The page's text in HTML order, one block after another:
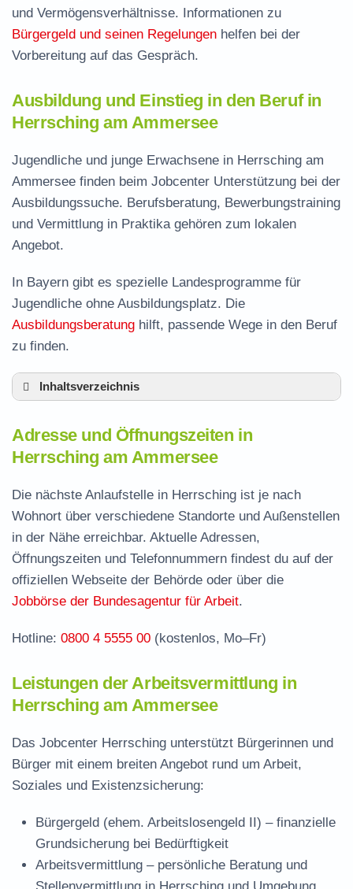
und Vermögensverhältnisse. Informationen zu
Bürgergeld und seinen Regelungen helfen bei der
Vorbereitung auf das Gespräch.
Ausbildung und Einstieg in den Beruf in
Herrsching am Ammersee
Jugendliche und junge Erwachsene in Herrsching am
Ammersee finden beim Jobcenter Unterstützung bei der
Ausbildungssuche. Berufsberatung, Bewerbungstraining
und Vermittlung in Praktika gehören zum lokalen
Angebot.
In Bayern gibt es spezielle Landesprogramme für
Jugendliche ohne Ausbildungsplatz. Die
Ausbildungsberatung hilft, passende Wege in den Beruf
zu finden.
Inhaltsverzeichnis
Leistungen der Arbeitsvermittlung in
Herrsching
Termin vereinbaren und Bürgergeld beantragen
Jobcenter Starnberg – zuständige Stelle
Häufige Fragen rund ums Jobcenter
Adresse und Öffnungszeiten in
Herrsching am Ammersee
Die nächste Anlaufstelle in Herrsching ist je nach
Wohnort über verschiedene Standorte und Außenstellen
in der Nähe erreichbar. Aktuelle Adressen,
Öffnungszeiten und Telefonnummern findest du auf der
offiziellen Webseite der Behörde oder über die
Jobbörse der Bundesagentur für Arbeit.
Hotline: 0800 4 5555 00 (kostenlos, Mo–Fr)
Leistungen der Arbeitsvermittlung in
Herrsching am Ammersee
Das Jobcenter Herrsching unterstützt Bürgerinnen und
Bürger mit einem breiten Angebot rund um Arbeit,
Soziales und Existenzsicherung:
Bürgergeld (ehem. Arbeitslosengeld II) – finanzielle
Grundsicherung bei Bedürftigkeit
Arbeitsvermittlung – persönliche Beratung und